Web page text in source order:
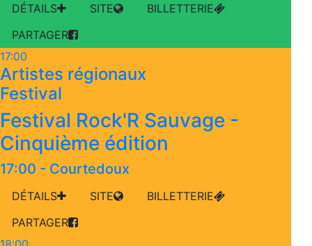
DÉTAILS SITE
BILLETTERIE
PARTAGER
17:00
Artistes régionaux
Festival
Festival Rock'R Sauvage -
Cinquième édition
17:00 - Courtedoux
DÉTAILS SITE
BILLETTERIE
PARTAGER